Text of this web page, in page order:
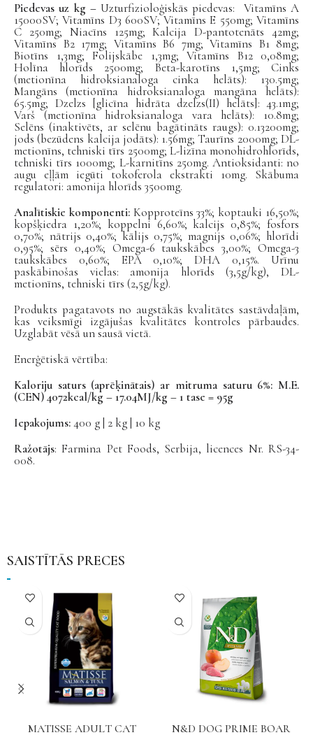
Piedevas uz kg – Uzturfizioloģiskās piedevas: Vitamīns A
15000SV; Vitamīns D3 600SV; Vitamīns E 550mg; Vitamīns
C 250mg; Niacīns 125mg; Kalcija D-pantotenāts 42mg;
Vitamīns B2 17mg; Vitamīns B6 7mg; Vitamīns B1 8mg;
Biotīns 1,3mg; Folijskābe 1,3mg; Vitamīns B12 0,08mg;
Holīna hlorīds 2500mg; Beta-karotīns 1,5mg; Cinks
(metionīna hidroksianaloga cinka helāts): 130.5mg;
Mangāns (metionīna hidroksianaloga mangāna helāts):
65.5mg; Dzelzs [glicīna hidrāta dzelzs(II) helāts]: 43.1mg;
Varš (metionīna hidroksianaloga vara helāts): 10.8mg;
Selēns (inaktivēts, ar selēnu bagātināts raugs): 0.13200mg;
jods (bezūdens kalcija jodāts): 1.56mg; Taurīns 2000mg; DL-
metionīns, tehniski tīrs 2500mg; L-lizīna monohidrohlorīds,
tehniski tīrs 1000mg; L-karnitīns 250mg. Antioksidanti: no
augu eļļām iegūti tokoferola ekstrakti 10mg. Skābuma
regulatori: amonija hlorīds 3500mg.
Analītiskie komponenti: Kopproteīns 33%; koptauki 16,50%;
kopšķiedra 1,20%; koppelni 6,60%; kalcijs 0,85%; fosfors
0,70%; nātrijs 0,40%; kālijs 0,75%; magnijs 0,06%; hlorīdi
0,95%; sērs 0,40%; Omega-6 taukskābes 3,00%; Omega-3
taukskābes 0,60%; EPA 0,10%; DHA 0,15%. Urīnu
paskābinošas vielas: amonija hlorīds (3,5g/kg), DL-
metionīns, tehniski tīrs (2,5g/kg).
Produkts pagatavots no augstākās kvalitātes sastāvdaļām,
kas veiksmīgi izgājušas kvalitātes kontroles pārbaudes.
Uzglabāt vēsā un sausā vietā.
Enerģētiskā vērtība:
Kaloriju saturs (aprēķinātais) ar mitruma saturu 6%: M.E.
(CEN) 4072kcal/kg – 17.04MJ/kg – 1 tase = 95g
Iepakojums:400 g | 2 kg | 10 kg
Ražotājs: Farmina Pet Foods, Serbija, licences Nr. RS-34-
008.
SAISTĪTĀS PRECES
MATISSE ADULT CAT
N&D DOG PRIME BOAR